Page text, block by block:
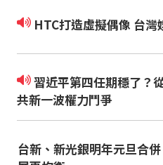
HTC打造虛擬偶像 台灣
習近平第四任期穩了？從五中全會解析中
共新一波權力鬥爭
台新、新光銀明年元旦合